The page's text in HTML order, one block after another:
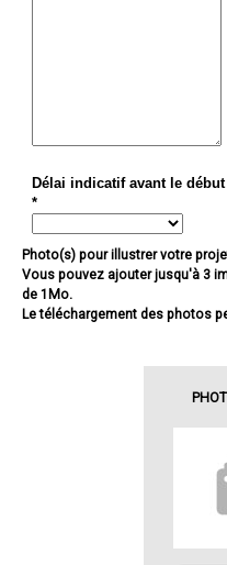
Délai indicatif avant le
*
Photo(s) pour illustrer votre
Vous pouvez ajouter jusqu'à 3
de 1Mo.
Le téléchargement des photos